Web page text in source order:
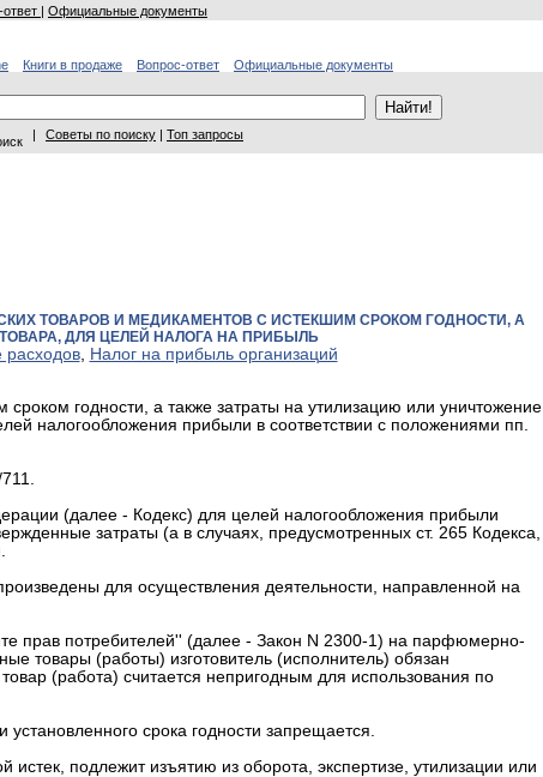
| Официальные документы
Книги в продаже Вопрос-ответ
Официальные документы
| Советы по поиску | Топ запросы
ТОВАРОВ И МЕДИКАМЕНТОВ С ИСТЕКШИМ СРОКОМ ГОДНОСТИ, А
ДЛЯ ЦЕЛЕЙ НАЛОГА НА ПРИБЫЛЬ
, Налог на прибыль организаций
годности, а также затраты на утилизацию или уничтожение
налогообложения прибыли в соответствии с положениями пп.
(далее - Кодекс) для целей налогообложения прибыли
затраты (а в случаях, предусмотренных ст. 265 Кодекса,
для осуществления деятельности, направленной на
прав потребителей'' (далее - Закон N 2300-1) на парфюмерно-
товары (работы) изготовитель (исполнитель) обязан
(работа) считается непригодным для использования по
срока годности запрещается.
подлежит изъятию из оборота, экспертизе, утилизации или